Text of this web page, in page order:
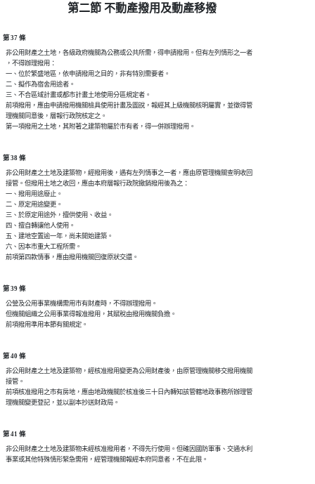
第二節 不動產撥用及動產移撥
第 37 條
  非公用財產之土地，各級政府機關為公務或公共所需，得申請撥用。但有左列情形之一者
  ，不得辦理撥用：
  一、位於繁盛地區，依申請撥用之目的，非有特別需要者。
  二、擬作為宿舍用途者。
  三、不合區域計畫或都市計畫土地使用分區規定者。
  前項撥用，應由申請撥用機關檢具使用計畫及圖說，報經其上級機關核明屬實，並徵得管
  理機關同意後，層報行政院核定之。
第 38 條
  非公用財產之土地及建築物，經撥用後，遇有左列情事之一者，應由原管理機關查明收回
  接管。但撥用土地之收回，應由本府層報行政院撤銷撥用後為之：
  一、撥用用途廢止。
  二、原定用途變更。
  三、於原定用途外，擅供使用、收益。
  四、擅自轉讓他人使用。
  五、建地空置逾一年，尚未開始建築。
  六、因本市重大工程所需。
第 39 條
  公營及公用事業機構需用市有財產時，不得辦理撥用。
  但機關組織之公用事業得報准撥用，其賦稅由撥用機關負擔。
第 40 條
  非公用財產之土地及建築物，經核准撥用變更為公用財產後，由原管理機關移交撥用機關
  接管。
  前項核准撥用之市有房地，應由地政機關於核准後三十日內轉知該管轄地政事務所辦理管
第 41 條
  非公用財產之土地及建築物未經核准撥用者，不得先行使用。但確因國防軍事、交通水利